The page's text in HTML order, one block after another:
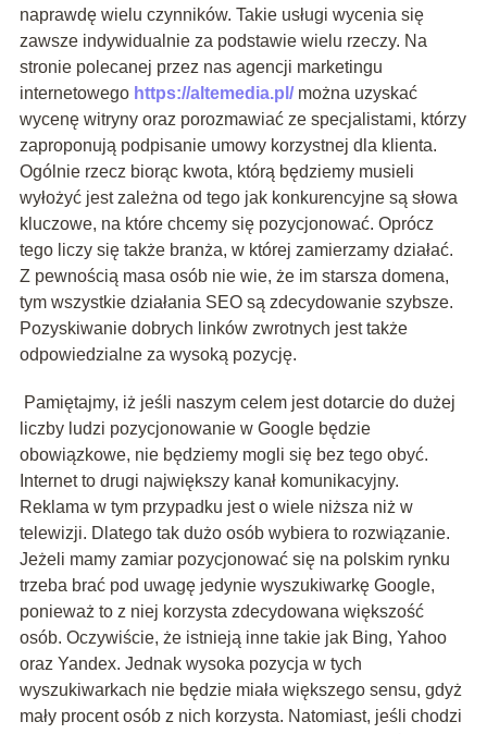
naprawdę wielu czynników. Takie usługi wycenia się
zawsze indywidualnie za podstawie wielu rzeczy. Na
stronie polecanej przez nas agencji marketingu
internetowegohttps://altemedia.pl/można uzyskać
wycenę witryny oraz porozmawiać ze specjalistami, którzy
zaproponują podpisanie umowy korzystnej dla klienta.
Ogólnie rzecz biorąc kwota, którą będziemy musieli
wyłożyć jest zależna od tego jak konkurencyjne są słowa
kluczowe, na które chcemy się pozycjonować. Oprócz
tego liczy się także branża, w której zamierzamy działać.
Z pewnością masa osób nie wie, że im starsza domena,
tym wszystkie działania SEO są zdecydowanie szybsze.
Pozyskiwanie dobrych linków zwrotnych jest także
odpowiedzialne za wysoką pozycję.
Pamiętajmy, iż jeśli naszym celem jest dotarcie do dużej
liczby ludzi pozycjonowanie w Google będzie
obowiązkowe, nie będziemy mogli się bez tego obyć.
Internet to drugi największy kanał komunikacyjny.
Reklama w tym przypadku jest o wiele niższa niż w
telewizji. Dlatego tak dużo osób wybiera to rozwiązanie.
Jeżeli mamy zamiar pozycjonować się na polskim rynku
trzeba brać pod uwagę jedynie wyszukiwarkę Google,
ponieważ to z niej korzysta zdecydowana większość
osób. Oczywiście, że istnieją inne takie jak Bing, Yahoo
oraz Yandex. Jednak wysoka pozycja w tych
wyszukiwarkach nie będzie miała większego sensu, gdyż
mały procent osób z nich korzysta. Natomiast, jeśli chodzi